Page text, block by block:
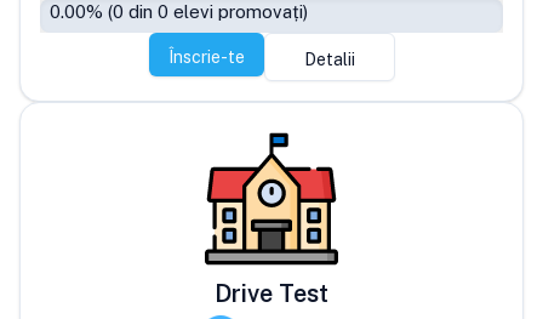
0.00% (0 din 0 elevi promovați)
Înscrie-te Detalii
Drive Test